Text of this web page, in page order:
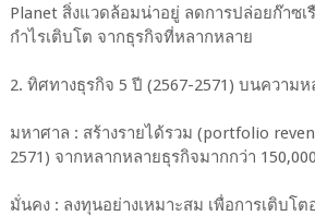
Planet สิ่งแวดล้อมน่าอยู่ ลดการปล่อยก๊าซ
กำไรเติบโต จากธุรกิจที่หลากหลาย
2. ทิศทางธุรกิจ 5 ปี (2567-2571) บนความ
มหาศาล : สร้างรายได้รวม (portfolio
2571) จากหลากหลายธุรกิจมากกว่า
มั่นคง : ลงทุนอย่างเหมาะสม เพื่อการเติบโต